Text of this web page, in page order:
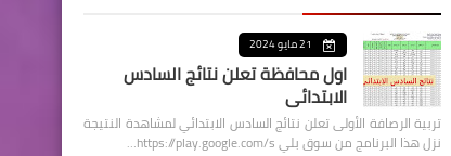
21 مايو 2024
اول محافظة تعلن نتائج السادس
الابتدائي
تربية الرصافة الأولى تعلن نتائج السادس الابتدائي لمشاهدة النتيجة
نزل هذا البرنامج من سوق بلي https://play.google.com/s…